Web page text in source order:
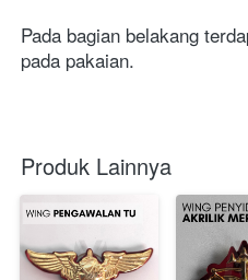
Pada bagian belakang
pada pakaian.
Produk Lainnya